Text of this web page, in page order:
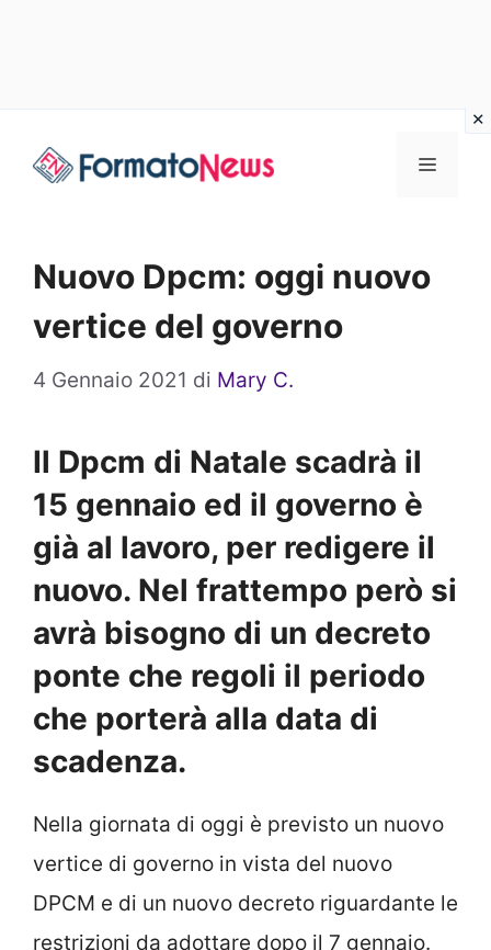
Menu
Nuovo Dpcm: oggi nuovo
vertice del governo
4 Gennaio 2021 di Mary C.
Il Dpcm di Natale scadrà il
15 gennaio ed il governo è
già al lavoro, per redigere il
nuovo. Nel frattempo però si
avrà bisogno di un decreto
ponte che regoli il periodo
che porterà alla data di
scadenza.
Nella giornata di oggi è previsto un nuovo
vertice di governo in vista del nuovo
DPCM e di un nuovo decreto riguardante le
restrizioni da adottare dopo il 7 gennaio.